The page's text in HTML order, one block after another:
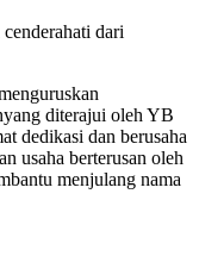
dari
diterajui oleh YB
dedikasi dan berusaha
usaha berterusan oleh
menjulang nama